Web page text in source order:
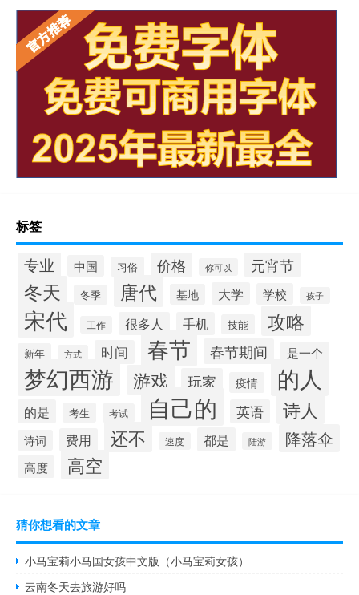
标签
专业 中国 习俗 价格 你可以 元宵节
冬天 冬季 唐代 基地 大学 学校 孩子
宋代 工作 很多人 手机 技能 攻略
新年 方式 时间 春节 春节期间 是一个
梦幻西游 游戏 玩家 疫情 的人
的是 考生 考试 自己的 英语 诗人
诗词 费用 还不 速度 都是 陆游 降落伞
高度 高空
猜你想看的文章
小马宝莉小马国女孩中文版（小马宝莉女孩）
云南冬天去旅游好吗